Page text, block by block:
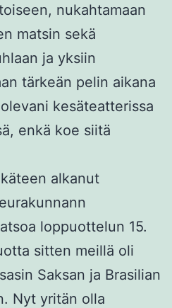
nukahtamaan
matsin sekä
ja yksiin
tärkeän pelin aikana
kesäteatterissa
enkä koe siitä
alkanut
loppuottelun 15.
sitten meillä oli
Saksan ja Brasilian
Nyt yritän olla